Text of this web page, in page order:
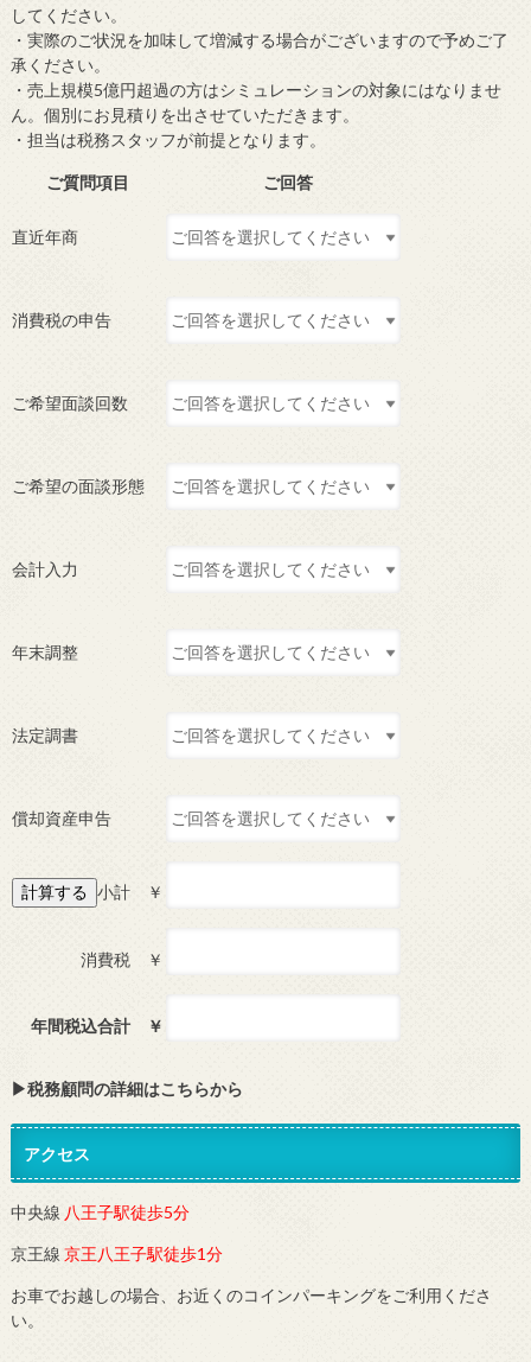
してください。
・実際のご状況を加味して増減する場合がございますので予めご了
承ください。
・売上規模5億円超過の方はシミュレーションの対象にはなりませ
ん。個別にお見積りを出させていただきます。
・担当は税務スタッフが前提となります。
ご質問項目 ご回答
直近年商
消費税の申告
ご希望面談回数
ご希望の面談形態
会計入力
年末調整
法定調書
償却資産申告
小計 ￥
消費税 ￥
年間税込合計 ￥
▶︎税務顧問の詳細はこちらから
アクセス
中央線 八王子駅徒歩5分
京王線 京王八王子駅徒歩1分
お車でお越しの場合、お近くのコインパーキングをご利用くださ
い。